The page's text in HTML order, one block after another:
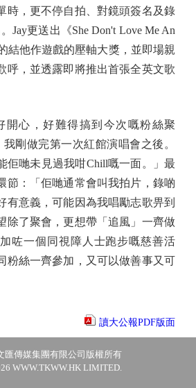
時，更不停自拍、對鏡頭簽名及錄
Jay更送出《She Don't Love Me An
結他作遊戲的壓軸大獎，並即場親
呼，並透露即將推出首張全英文歌
心，好難得搞到今次嘅粉絲聚
剛做完第一次紅館演唱會之後。
佢哋未見過我咁Chill嘅一面。」最
節：「佢哋通常會叫我拍片，錄啲
有意義，可能因為我唱勵志歌畀到
除了聚會，更想帶「追風」一齊做
咗一個同視障人士跑步嘅慈善活
粉絲一齊參加，又可以做善事又可
讀大公報PDF版面
匯傳媒集團有限公司版權所有
WWW.TKWW.HK LIMITED.